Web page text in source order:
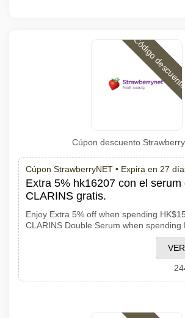
Código descuento
Cúpon descuento
Cúpon StrawberryNET • Expira en 27
Extra 5% hk16207 con el serum
CLARINS gratis.
Enjoy Extra 5% off when spending
CLARINS Double Serum when spending